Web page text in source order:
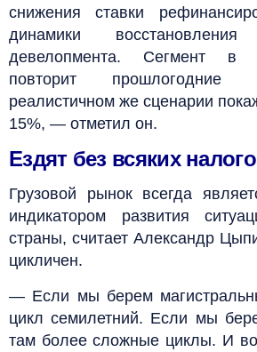
снижения ставки
динамики
девелопмента. Сегмент в
повторит прошлогодние
реалистичном же сценарии
15%, — отметил он.
Ездят без всяких
Грузовой рынок всегда
индикатором развития
страны, считает Александр
цикличен.
— Если мы берем
цикл семилетний. Если мы
там более сложные циклы. И